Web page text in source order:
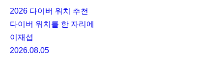
2026 다이버 워치 추천
다이버 워치를 한 자리에
이재섭
2026.08.05